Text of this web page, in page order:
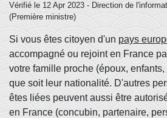
Vérifié le 12 Apr 2023 - Direction de
(Première ministre)
Si vous êtes citoyen d'un pays
accompagné ou rejoint en France
votre famille proche (époux, enfants,
que soit leur nationalité. D'autres
êtes liées peuvent aussi être
en France (concubin, partenaire,